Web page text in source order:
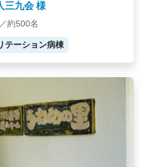
三九会 様
約500名
テーション病棟